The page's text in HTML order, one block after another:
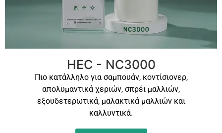
HEC - NC3000
Πιο κατάλληλο για σαμπουάν, κοντίσιονερ,
απολυμαντικά χεριών, σπρέι μαλλιών,
εξουδετερωτικά, μαλακτικά μαλλιών και
καλλυντικά.